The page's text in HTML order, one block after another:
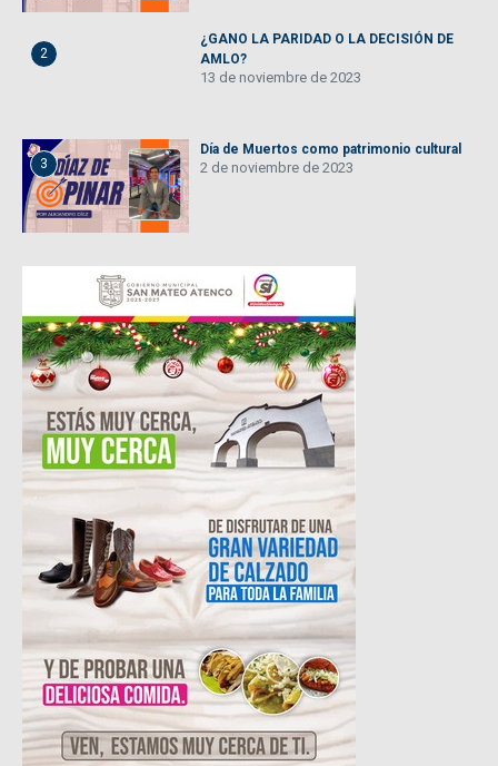
2
¿GANO LA PARIDAD O LA DECISIÓN DE
AMLO?
13 de noviembre de 2023
3
Día de Muertos como patrimonio cultural
2 de noviembre de 2023